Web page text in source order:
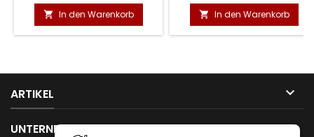
 In den Warenkorb  In den Warenkorb
ARTIKEL 
UNTERNEHMEN 